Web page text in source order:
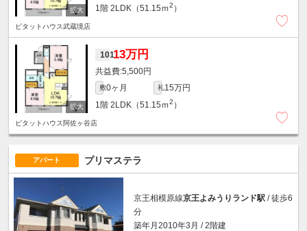
1階 2LDK（51.15ｍ2 ）
ピタットハウス武蔵境店
10113万円
5,500円
敷0ヶ月 礼15万円
1階 2LDK（51.15ｍ2 ）
ピタットハウス阿佐ヶ谷店
アパート プリマステラ
京王相模原線京王よみうりランド駅 / 徒歩6
分
築年月2010年3月 / 2階建